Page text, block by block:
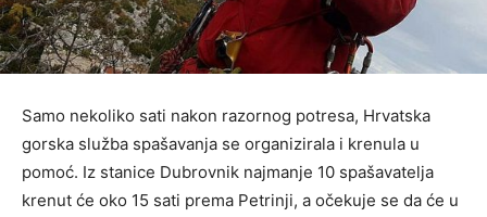
Samo nekoliko sati nakon razornog potresa, Hrvatska
gorska služba spašavanja se organizirala i krenula u
pomoć. Iz stanice Dubrovnik najmanje 10 spašavatelja
krenut će oko 15 sati prema Petrinji, a očekuje se da će u